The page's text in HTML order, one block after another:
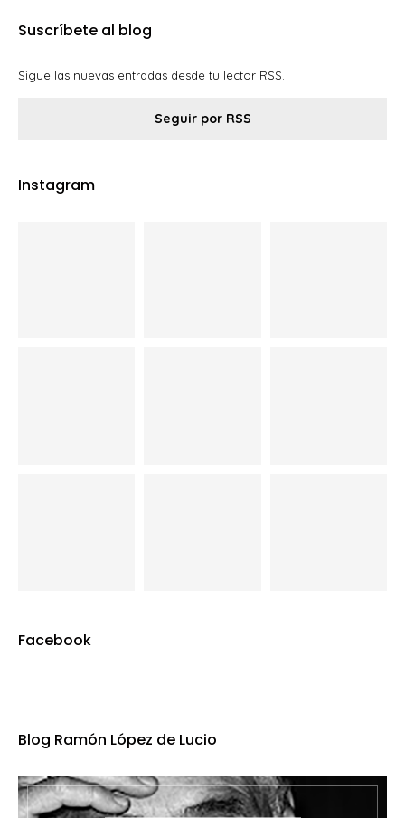
Suscríbete al blog
Sigue las nuevas entradas desde tu lector RSS.
Seguir por RSS
Instagram
Facebook
Blog Ramón López de Lucio